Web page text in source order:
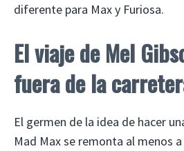
diferente para Max y Furiosa.
El viaje de Mel
fuera de la
El germen de la idea de hacer
Mad Max se remonta al menos